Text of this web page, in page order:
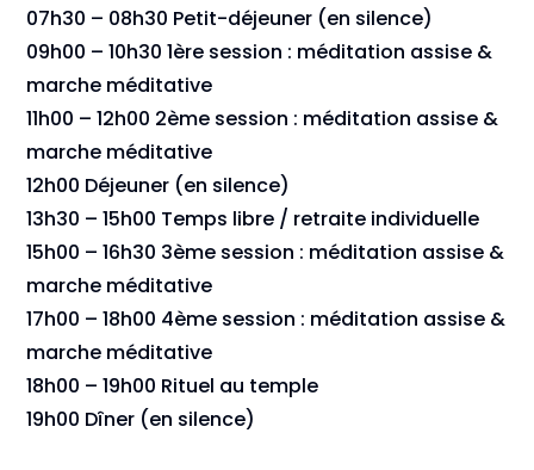
07h30 – 08h30 Petit-déjeuner (en silence)
09h00 – 10h30 1ère session : méditation assise &
marche méditative
11h00 – 12h00 2ème session : méditation assise &
marche méditative
12h00 Déjeuner (en silence)
13h30 – 15h00 Temps libre / retraite individuelle
15h00 – 16h30 3ème session : méditation assise &
marche méditative
17h00 – 18h00 4ème session : méditation assise &
marche méditative
18h00 – 19h00 Rituel au temple
19h00 Dîner (en silence)